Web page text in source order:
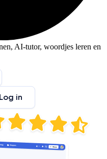
AI-tutor, woordjes leren en
Log in